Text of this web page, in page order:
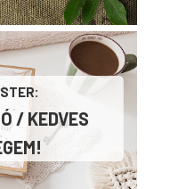
/ KEDVES